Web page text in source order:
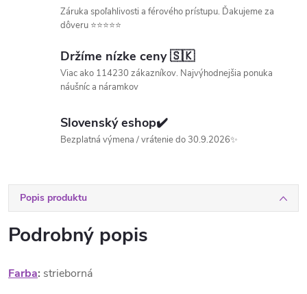
Záruka spoľahlivosti a férového prístupu. Ďakujeme za
dôveru ⭐⭐⭐⭐⭐
Držíme nízke ceny 🇸🇰
Viac ako 114230 zákazníkov. Najvýhodnejšia ponuka
náušníc a náramkov
Slovenský eshop✔️
Bezplatná výmena / vrátenie do 30.9.2026✨
Popis produktu
Podrobný popis
Farba: strieborná